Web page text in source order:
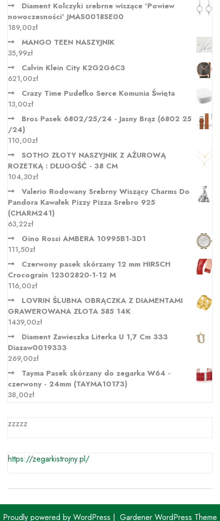
Diament Kolczyki srebrne wiszące 'Powiew
nowoczesności' JMAS0018SE00
189,00zł
MANGO TEEN NASZYJNIK
35,99zł
Calvin Klein City K2G2G6C3
621,00zł
Crazy Time Pudełko Serce Komunia Święta
13,00zł
Bros Pasek 6802/25/24 - Jasny Brąz (6802 25
/24)
110,00zł
SOTHO ZŁOTY NASZYJNIK Z AŻUROWĄ
ROZETKĄ : DŁUGOŚĆ - 38 CM
104,30zł
Valerio Rodowany Srebrny Wiszący Charms Do
Pandora Kawałek Pizzy Pizza Srebro 925
(CHARM241)
63,22zł
Gino Rossi AMBERA 10995B1-3D1
111,50zł
Czerwony pasek skórzany 12 mm HIRSCH
Crocograin 12302820-1-12 M
116,00zł
LOVRIN ŚLUBNA OBRĄCZKA Z DIAMENTAMI
GRAWEROWANA ZŁOTA 585 14K
1439,00zł
Diament Zawieszka Literka U 1,7 Cm 333
Diazaw0019333
269,00zł
Tayma Pasek skórzany do zegarka W64 -
czerwony - 24mm (TAYMA10173)
38,00zł
zzzzz
https://zegarkistrojny.pl/
Proudly powered by WordPress | Gardener WordPress Theme